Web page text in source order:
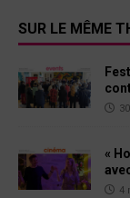
SUR LE MÊME
«
4